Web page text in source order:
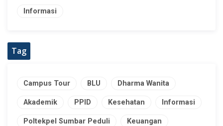
Informasi
Tag
Campus Tour BLU Dharma Wanita
Akademik PPID Kesehatan Informasi
Poltekpel Sumbar Peduli Keuangan